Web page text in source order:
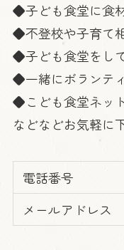
◆子ども食堂に食
◆不登校や子育て
◆子ども食堂をし
◆一緒にボランテ
◆こども食堂ネッ
などなどお気軽に
電話番号
メールアドレス